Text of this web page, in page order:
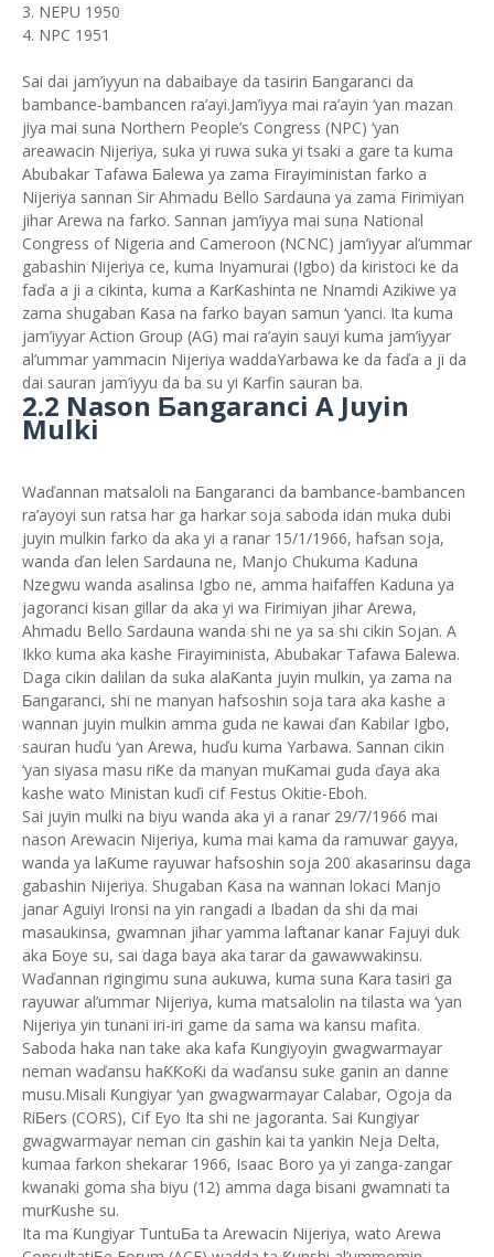
3. NEPU 1950
4. NPC 1951
Sai dai jam’iyyun na dabaibaye da tasirin Ƃangaranci da
bambance-bambancen ra’ayi.Jam’iyya mai ra’ayin ‘yan mazan
jiya mai suna Northern People’s Congress (NPC) ‘yan
areawacin Nijeriya, suka yi ruwa suka yi tsaki a gare ta kuma
Abubakar Tafawa Ƃalewa ya zama Firayiministan farko a
Nijeriya sannan Sir Ahmadu Bello Sardauna ya zama Firimiyan
jihar Arewa na farko. Sannan jam’iyya mai suna National
Congress of Nigeria and Cameroon (NCNC) jam’iyyar al’ummar
gabashin Nijeriya ce, kuma Inyamurai (Igbo) da kiristoci ke da
faďa a ji a cikinta, kuma a ƘarƘashinta ne Nnamdi Azikiwe ya
zama shugaban Ƙasa na farko bayan samun ‘yanci. Ita kuma
jam’iyyar Action Group (AG) mai ra’ayin sauyi kuma jam’iyyar
al’ummar yammacin Nijeriya waddaYarbawa ke da faďa a ji da
dai sauran jam’iyyu da ba su yi Ƙarfin sauran ba.
2.2 Nason Ƃangaranci A Juyin
Mulki
Waďannan matsaloli na Ƃangaranci da bambance-bambancen
ra’ayoyi sun ratsa har ga harkar soja saboda idan muka dubi
juyin mulkin farko da aka yi a ranar 15/1/1966, hafsan soja,
wanda ďan lelen Sardauna ne, Manjo Chukuma Kaduna
Nzegwu wanda asalinsa Igbo ne, amma haifaffen Kaduna ya
jagoranci kisan gillar da aka yi wa Firimiyan jihar Arewa,
Ahmadu Bello Sardauna wanda shi ne ya sa shi cikin Sojan. A
Ikko kuma aka kashe Firayiminista, Abubakar Tafawa Ƃalewa.
Daga cikin dalilan da suka alaƘanta juyin mulkin, ya zama na
Ƃangaranci, shi ne manyan hafsoshin soja tara aka kashe a
wannan juyin mulkin amma guda ne kawai ďan Ƙabilar Igbo,
sauran huďu ‘yan Arewa, huďu kuma Yarbawa. Sannan cikin
‘yan siyasa masu riƘe da manyan muƘamai guda ďaya aka
kashe wato Ministan kuďi cif Festus Okitie-Eboh.
Sai juyin mulki na biyu wanda aka yi a ranar 29/7/1966 mai
nason Arewacin Nijeriya, kuma mai kama da ramuwar gayya,
wanda ya laƘume rayuwar hafsoshin soja 200 akasarinsu daga
gabashin Nijeriya. Shugaban Ƙasa na wannan lokaci Manjo
janar Aguiyi Ironsi na yin rangadi a Ibadan da shi da mai
masaukinsa, gwamnan jihar yamma laftanar kanar Fajuyi duk
aka Ƃoye su, sai daga baya aka tarar da gawawwakinsu.
Waďannan rigingimu suna aukuwa, kuma suna Ƙara tasiri ga
rayuwar al’ummar Nijeriya, kuma matsalolin na tilasta wa ‘yan
Nijeriya yin tunani iri-iri game da sama wa kansu mafita.
Saboda haka nan take aka kafa Ƙungiyoyin gwagwarmayar
neman waďansu haƘƘoƘi da waďansu suke ganin an danne
musu.Misali Ƙungiyar ‘yan gwagwarmayar Calabar, Ogoja da
RiƂers (CORS), Cif Eyo Ita shi ne jagoranta. Sai Ƙungiyar
gwagwarmayar neman cin gashin kai ta yankin Neja Delta,
kumaa farkon shekarar 1966, Isaac Boro ya yi zanga-zangar
kwanaki goma sha biyu (12) amma daga bisani gwamnati ta
murƘushe su.
Ita ma Ƙungiyar TuntuƂa ta Arewacin Nijeriya, wato Arewa